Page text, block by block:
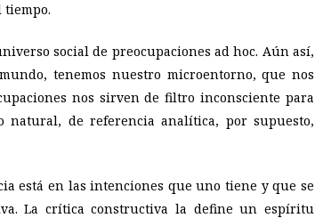
tiempo.
social de preocupacionesad hoc. Aún así,
tenemos nuestro microentorno, que nos
nos sirven de filtro inconsciente para
natural, de referencia analítica, por supuesto,
está en las intenciones que uno tiene y que se
La crítica constructiva la define un espíritu